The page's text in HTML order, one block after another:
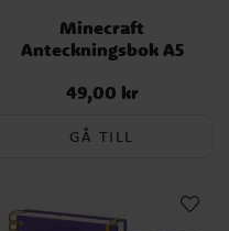
Minecraft
Anteckningsbok A5
Pris:49,00 kr
49,00 kr
GÅ TILL